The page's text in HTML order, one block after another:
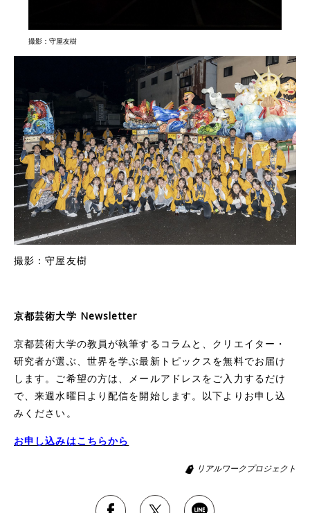
撮影：守屋友樹
撮影：守屋友樹
京都芸術大学 Newsletter
京都芸術大学の教員が執筆するコラムと、クリエイター・
研究者が選ぶ、世界を学ぶ最新トピックスを無料でお届け
します。ご希望の方は、メールアドレスをご入力するだけ
で、来週水曜日より配信を開始します。以下よりお申し込
みください。
お申し込みはこちらから
リアルワークプロジェクト